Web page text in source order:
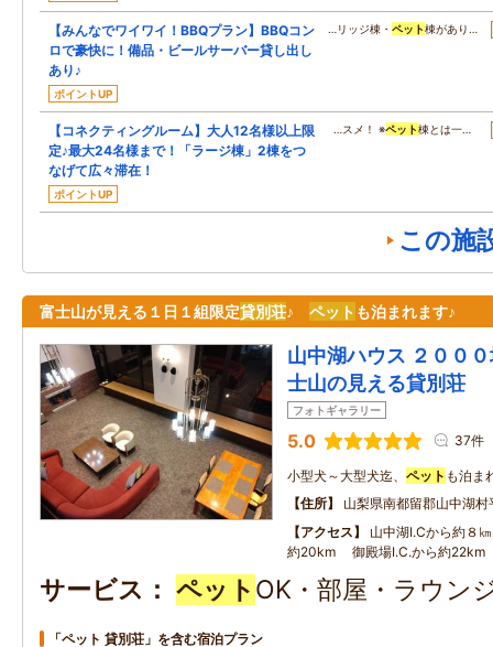
【みんなでワイワイ！BBQプラン】BBQコン
ロで豪快に！備品・ビールサーバー貸し出し
あり♪
ポイントUP
…リッジ棟・ ペット棟があり…
【コネクティングルーム】大人12名様以上限
定♪最大24名様まで！「ラージ棟」2棟をつ
なげて広々滞在！
ポイントUP
…スメ！ ※ペット棟とは一…
この施
富士山が見える１日１組限定貸別荘♪ ペット も泊まれます♪
山中湖ハウス ２００
士山の見える貸別荘
フォトギャラリー
5.0 37件
小型犬～大型犬迄、 ペット も泊ま
住所
山梨県南都留郡山中湖
アクセス
山中湖I.Cから約８
約20km 御殿場I.C.から約22km
サービス ペット OK・部屋・ラウン
「ペット 貸別荘」を含む宿泊プラン